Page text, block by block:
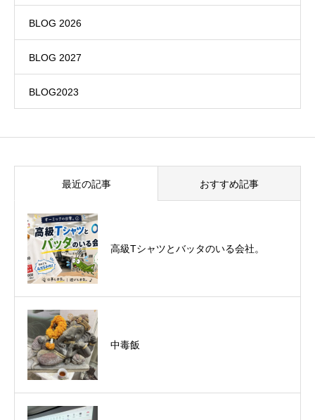
BLOG 2026
BLOG 2027
BLOG2023
最近の記事 おすすめ記事
高級Tシャツとバッタのいる会社。
中毒飯
た！（秋保温泉）
オーミック2022年4月入社式